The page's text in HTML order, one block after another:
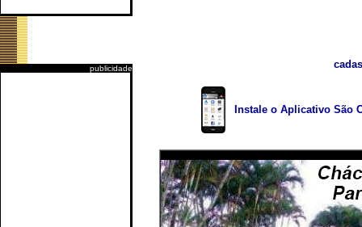
publicidade
Instale o Aplicativo São